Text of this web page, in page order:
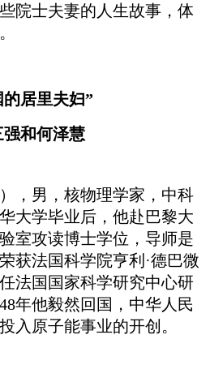
院士夫妻的人生故事，体
的居里夫妇”
强和何泽慧
，男，核物理学家，中科
大学毕业后，他赴巴黎大
室攻读博士学位，导师是
获法国科学院亨利·德巴微
法国国家科学研究中心研
年他毅然回国，中华人民
入原子能事业的开创。